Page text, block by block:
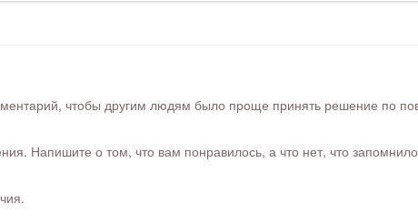
чтобы другим людям было проще принять решение по
Напишите о том, что вам понравилось, а что нет, что